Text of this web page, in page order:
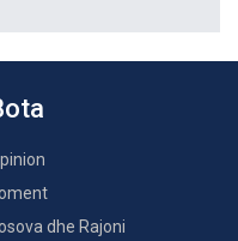
dhe Rajoni